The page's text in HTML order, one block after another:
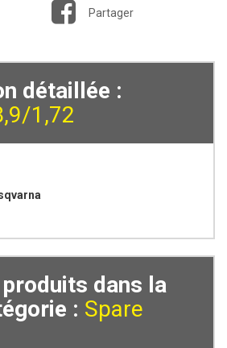
Partager
détaillée :
1,72
dans la
: Spare